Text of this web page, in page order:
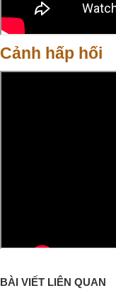
Cảnh hấp hối
BÀI VIẾT LIÊN QUAN